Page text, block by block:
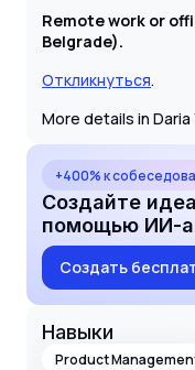
Remote work or
Belgrade).
Откликнуться.
More details in Daria
+400% к
Создайте
помощью ИИ-
Создать
Навыки
Product